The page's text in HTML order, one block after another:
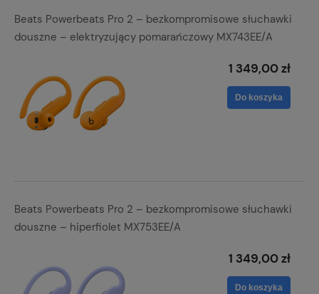
Beats Powerbeats Pro 2 – bezkompromisowe słuchawki
douszne – elektryzujący pomarańczowy MX743EE/A
1 349,00 zł
Do koszyka
Beats Powerbeats Pro 2 – bezkompromisowe słuchawki
douszne – hiperfiolet MX753EE/A
1 349,00 zł
Do koszyka